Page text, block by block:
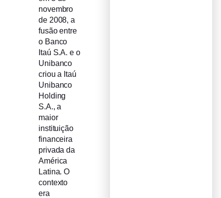
novembro
de 2008, a
fusão entre
o Banco
Itaú S.A. e o
Unibanco
criou a Itaú
Unibanco
Holding
S.A., a
maior
instituição
financeira
privada da
América
Latina. O
contexto
era